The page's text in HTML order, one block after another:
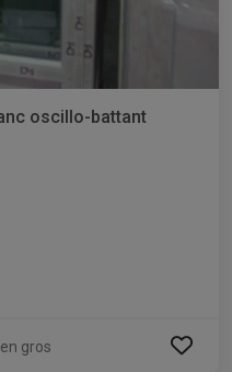
oscillo-battant
gros